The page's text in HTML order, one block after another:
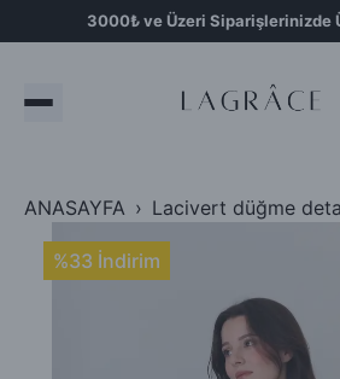
3000₺ ve Üzeri Siparişlerinizde
ANASAYFA Lacivert düğme
%33 İndirim